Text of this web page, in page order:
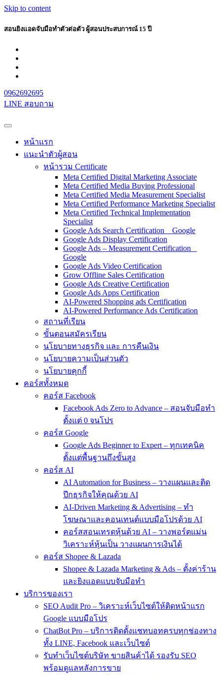
Skip to content
สอนยิงแอดจับมือทำตัวต่อตัว ผู้สอนประสบการณ์ 15 ปี
0962692695
LINE สอบถาม
หน้าแรก
แนะนำตัวผู้สอน
หน้ารวม Certificate
Meta Certified Digital Marketing Associate
Meta Certified Media Buying Professional
Meta Certified Media Measurement Specialist
Meta Certified Performance Marketing Specialist
Meta Certified Technical Implementation
Specialist
Google Ads Search Certification _ Google
Google Ads Display Certification
Google Ads – Measurement Certification _
Google
Google Ads Video Certification
Grow Offline Sales Certification
Google Ads Creative Certification
Google Ads Apps Certification
AI-Powered Shopping ads Certification
AI-Powered Performance Ads Certification
สถานที่เรียน
ขั้นตอนสมัครเรียน
นโยบายทางธุรกิจ และ การคืนเงิน
นโยบายความเป็นส่วนตัว
นโยบายคุกกี้
คอร์สทั้งหมด
คอร์ส Facebook
Facebook Ads Zero to Advance – สอนจับมือทำ
ตั้งแต่ 0 จนโปร
คอร์ส Google
Google Ads Beginner to Expert – ทุกเทคนิค
ตั้งแต่พื้นฐานถึงขั้นสูง
คอร์ส AI
AI Automation for Business – วางแผนและติด
ปีกธุรกิจให้คุณด้วย AI
AI-Driven Marketing & Advertising – ทำ
โฆษณาและคอนเทนต์แบบมือโปรด้วย AI
คอร์สสอนเทรดหุ้นด้วย AI – วางพอร์ตแม่น
วิเคราะห์หุ้นเป็น วางแผนการเงินได้
คอร์ส Shopee & Lazada
Shopee & Lazada Marketing & Ads – ตั้งค่าร้าน
และยิงแอดแบบจับมือทำ
บริการของเรา
SEO Audit Pro – วิเคราะห์เว็บไซต์ให้ติดหน้าแรก
Google แบบมือโปร
ChatBot Pro – บริการติดตั้งแชทบอทครบทุกช่องทาง
ทั้ง LINE, Facebook และเว็บไซต์
รับทำเว็บไซต์บริษัท ขายสินค้าได้ รองรับ SEO
พร้อมดูแลหลังการขาย